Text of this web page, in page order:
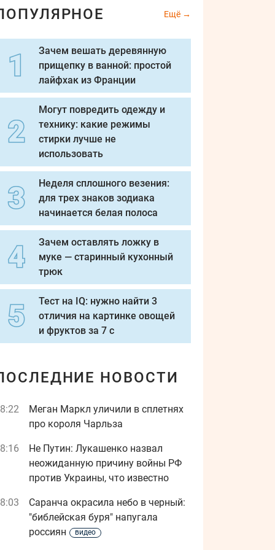
Ещё
Зачем вешать деревянную
прищепку в ванной: простой
лайфхак из Франции
Могут повредить одежду и
технику: какие режимы
стирки лучше не
использовать
Неделя сплошного везения:
для трех знаков зодиака
начинается белая полоса
Зачем оставлять ложку в
муке — старинный кухонный
трюк
Тест на IQ: нужно найти 3
отличия на картинке овощей
и фруктов за 7 с
НОВОСТИ
Меган Маркл уличили в сплетнях
про короля Чарльза
Не Путин: Лукашенко назвал
неожиданную причину войны РФ
против Украины, что известно
Саранча окрасила небо в черный:
"библейская буря" напугала
россиян
видео